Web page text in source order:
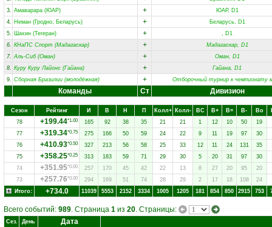
3. Амаварара (ЮАР) +
ЮАР, D1
4. Неман (Гродно, Беларусь) +
Беларусь, D1
5. Шахин (Тегеран) +
, D1
6. КНаПС Спорт (Мадагаскар) +
Мадагаскар, D1
7. Аль-Сиб (Оман) +
Оман, D1
8. Куру Куру Лайонс (Гайана) +
Гайана, D1
9. Сборная Бразилии (молодёжная) + Отборочный турнир к чемпионату
Команды Ст Дивизион
Сезон Рейтинг И В Н П Колл+ Колл- ВC В+ В= В- Вo
78
+199.44*1.00 165 92 38 35 21 21 1 12 10 50
19
77
+319.34*0.75 275 166 50 59 24 22 9 11 19 97
30
76
+410.93*0.50 327 213 56 58 25 33 12 11 24 131 35
75
+358.25*0.25 313 183 59 71 29 30 5 20 31 97 30
74
+351.95*0.00 257 170 45 42 22 13 8 27 20 95 20
73
+257.76*0.00 294 169 51 74 28 29 2 17 18 108 24
Итого:
+734.0 11039 5553 2152 3334 1005 1205 181 854 850 2915 753
Всего событий: 989. Страница 1 из 20. Страницы:
Сез. День Дата